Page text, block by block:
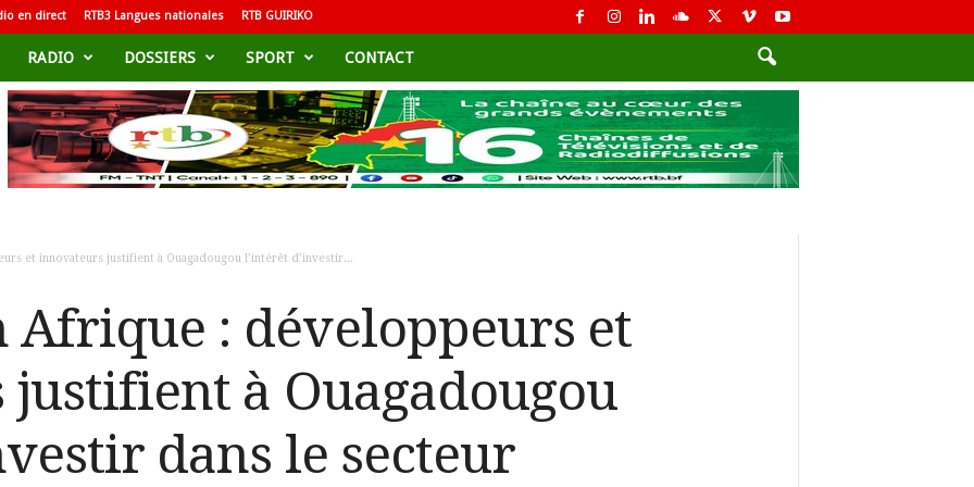
en direct RTB3 Langues nationales RTB GUIRIKO
RADIO DOSSIERS SPORT CONTACT
et innovateurs justifient à Ouagadougou l’intérêt d’investir...
Afrique : développeurs et
à Ouagadougou
dans le secteur